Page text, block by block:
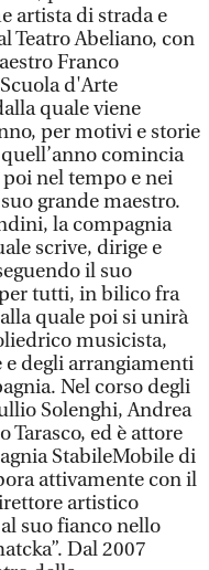
artista di strada e
Teatro Abeliano, con
Franco
d'Arte
quale viene
per motivi e storie
comincia
nel tempo e nei
grande maestro.
la compagnia
scrive, dirige e
il suo
tutti, in bilico fra
quale poi si unirà
musicista,
degli arrangiamenti
Nel corso degli
Solenghi, Andrea
Tarasco, ed è attore
StabileMobile di
attivamente con il
artistico
suo fianco nello
Dal 2007